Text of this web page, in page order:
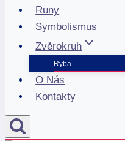
Runy
Symbolismus
Zvěrokruh
Ryba
O Nás
Kontakty